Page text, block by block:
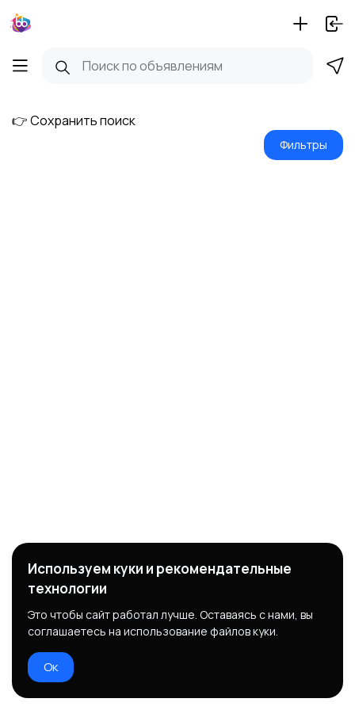
👉 Сохранить поиск
Фильтры
Используем куки и рекомендательные
технологии
Это чтобы сайт работал лучше. Оставаясь с нами, вы
соглашаетесь на использование файлов куки.
Ок